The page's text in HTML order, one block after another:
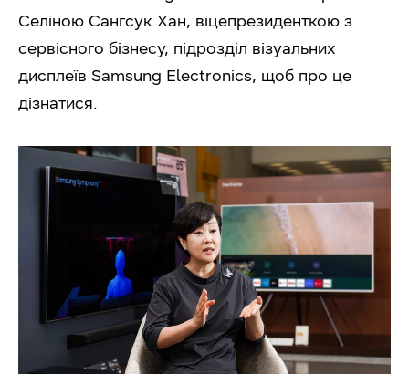
Селіною Сангсук Хан, віцепрезиденткою з
сервісного бізнесу, підрозділ візуальних
дисплеїв Samsung Electronics, щоб про це
дізнатися.